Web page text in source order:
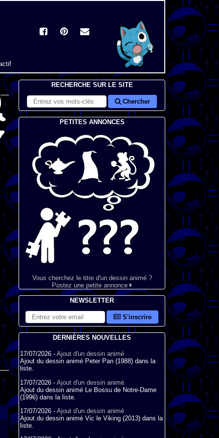
RECHERCHE SUR LE SITE
Chercher
PETITES ANNONCES
Vous cherchez le titre d'un dessin animé ?
Postez une petite annonce
NEWSLETTER
S'inscrire
DERNIÈRES NOUVELLES
17/07/2026 - Ajout d'un dessin animé
Ajout du dessin animé Peter Pan (1988) dans la
liste.
17/07/2026 - Ajout d'un dessin animé
Ajout du dessin animé Le Bossu de Notre-Dame
(1996) dans la liste.
17/07/2026 - Ajout d'un dessin animé
Ajout du dessin animé Vic le Viking (2013) dans la
liste.